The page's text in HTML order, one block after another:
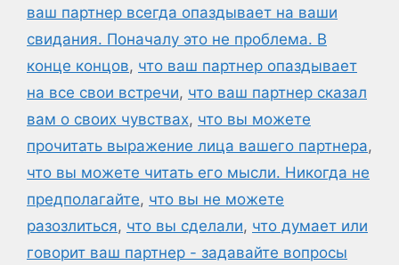
ваш партнер всегда опаздывает на ваши
свидания. Поначалу это не проблема. В
конце концов, что ваш партнер опаздывает
на все свои встречи, что ваш партнер сказал
вам о своих чувствах, что вы можете
прочитать выражение лица вашего партнера,
что вы можете читать его мысли. Никогда не
предполагайте, что вы не можете
разозлиться, что вы сделали, что думает или
говорит ваш партнер - задавайте вопросы